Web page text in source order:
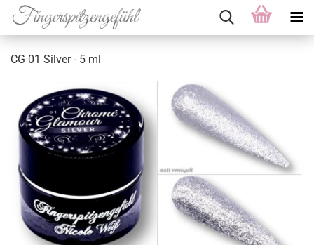
CG 01 Silver - 5 ml